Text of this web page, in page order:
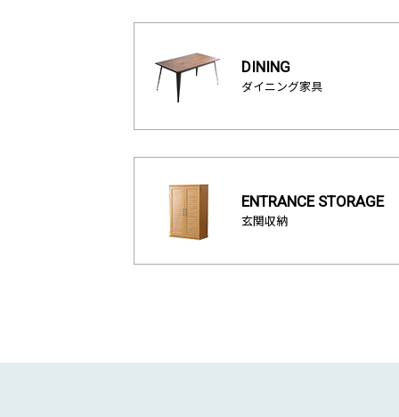
DINING
ダイニング家具
ENTRANCE STORAGE
玄関収納